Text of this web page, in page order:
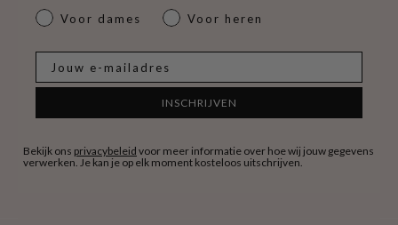
dames & heren
Voor dames Voor heren
INSCHRIJVEN
Bekijk ons privacybeleid voor meer informatie over hoe wij jouw gegevens
verwerken. Je kan je op elk moment kosteloos uitschrijven.